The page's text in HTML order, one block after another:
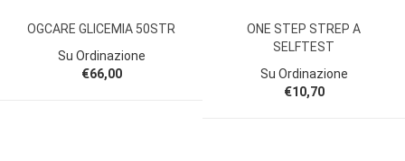
OGCARE GLICEMIA 50STR
Su Ordinazione
€66,00
ONE STEP STREP A
SELFTEST
Su Ordinazione
€10,70